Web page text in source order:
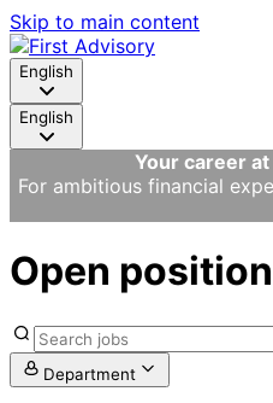
Skip to main content
English
English
Your career
For ambitious financial
Open
Department